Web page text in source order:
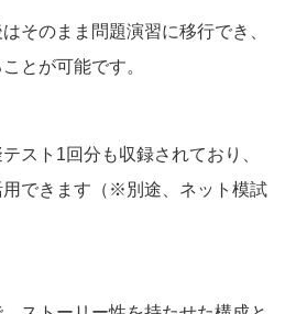
そのまま問題演習に移行でき、
とが可能です。
スト1回分も収録されており、
できます（※別途、ネット模試